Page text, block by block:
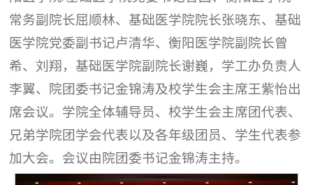
常务副院长屈顺林、基础医学院院长张晓东、基础
医学院党委副书记卢清华、衡阳医学院副院长曾
希、刘翔，基础医学院副院长谢巍，学工办负责人
李翼、院团委书记金锦涛及校学生会主席王紫怡出
席会议。学院全体辅导员、校学生会主席团代表、
兄弟学院团学会代表以及各年级团员、学生代表参
加大会。会议由院团委书记金锦涛主持。